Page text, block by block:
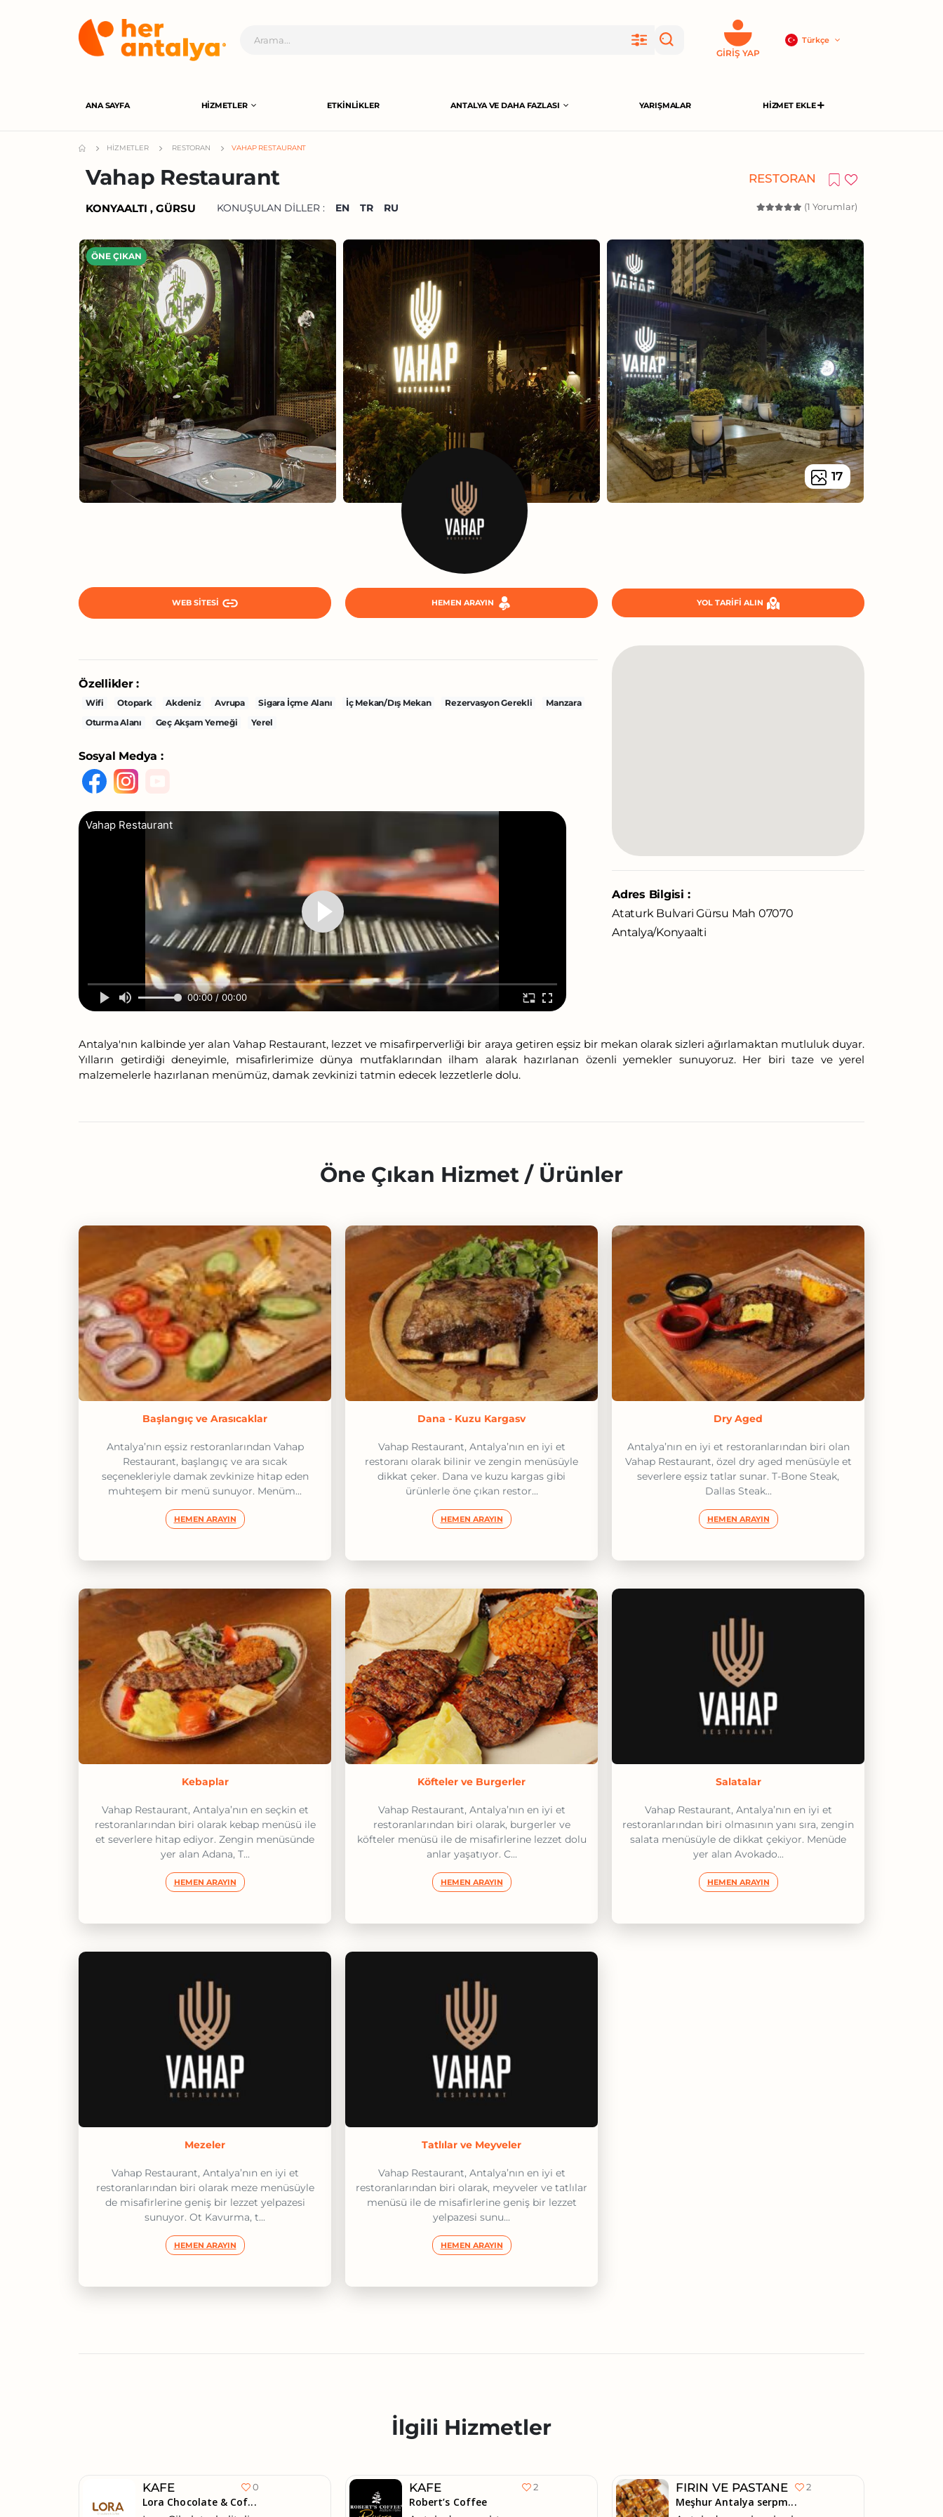
GIRIŞ YAP
Türkçe
ANA SAYFA HIZMETLER ETKINLIKLER ANTALYA VE DAHA FAZLASI YARIŞMALAR HIZMET EKLE
HIZMETLER RESTORAN VAHAP RESTAURANT
Vahap Restaurant
KONYAALTI , GÜRSU KONUŞULAN DILLER : EN TR RU
RESTORAN
(1 Yorumlar)
ÖNE ÇIKAN
17
WEB SITESI HEMEN ARAYIN YOL TARIFI ALIN
Özellikler :
Wifi Otopark Akdeniz Avrupa Sigara İçme Alanı İç Mekan/Dış Mekan Rezervasyon Gerekli
Manzara
Oturma Alanı
Geç Akşam Yemeği Yerel
Sosyal Medya :
00:00 / 00:00
Vahap Restaurant
Adres Bilgisi :
Ataturk Bulvari Gürsu Mah 07070
Antalya/Konyaalti
Antalya'nın kalbinde yer alan Vahap Restaurant, lezzet ve misafirperverliği bir araya getiren eşsiz bir mekan olarak sizleri ağırlamaktan mutluluk duyar.
Yılların getirdiği deneyimle, misafirlerimize dünya mutfaklarından ilham alarak hazırlanan özenli yemekler sunuyoruz. Her biri taze ve yerel
malzemelerle hazırlanan menümüz, damak zevkinizi tatmin edecek lezzetlerle dolu.
Öne Çıkan Hizmet / Ürünler
Başlangıç ve Arasıcaklar
Antalya’nın eşsiz restoranlarından Vahap
Restaurant, başlangıç ve ara sıcak
seçenekleriyle damak zevkinize hitap eden
muhteşem bir menü sunuyor. Menüm...
HEMEN ARAYIN
Dana - Kuzu Kargasv
Vahap Restaurant, Antalya’nın en iyi et
restoranı olarak bilinir ve zengin menüsüyle
dikkat çeker. Dana ve kuzu kargas gibi
ürünlerle öne çıkan restor...
HEMEN ARAYIN
Dry Aged
Antalya’nın en iyi et restoranlarından biri olan
Vahap Restaurant, özel dry aged menüsüyle et
severlere eşsiz tatlar sunar. T-Bone Steak,
Dallas Steak...
HEMEN ARAYIN
Kebaplar
Vahap Restaurant, Antalya’nın en seçkin et
restoranlarından biri olarak kebap menüsü ile
et severlere hitap ediyor. Zengin menüsünde
yer alan Adana, T...
HEMEN ARAYIN
Köfteler ve Burgerler
Vahap Restaurant, Antalya’nın en iyi et
restoranlarından biri olarak, burgerler ve
köfteler menüsü ile de misafirlerine lezzet dolu
anlar yaşatıyor. C...
HEMEN ARAYIN
Salatalar
Vahap Restaurant, Antalya’nın en iyi et
restoranlarından biri olmasının yanı sıra, zengin
salata menüsüyle de dikkat çekiyor. Menüde
yer alan Avokado...
HEMEN ARAYIN
Mezeler
Vahap Restaurant, Antalya’nın en iyi et
restoranlarından biri olarak meze menüsüyle
de misafirlerine geniş bir lezzet yelpazesi
sunuyor. Ot Kavurma, t...
HEMEN ARAYIN
Tatlılar ve Meyveler
Vahap Restaurant, Antalya’nın en iyi et
restoranlarından biri olarak, meyveler ve tatlılar
menüsü ile de misafirlerine geniş bir lezzet
yelpazesi sunu...
HEMEN ARAYIN
İlgili Hizmetler
KAFE 0
Lora Chocolate & Cof...
KAFE 2
Robert’s Coffee
FIRIN VE PASTANE 2
Meşhur Antalya serpm...